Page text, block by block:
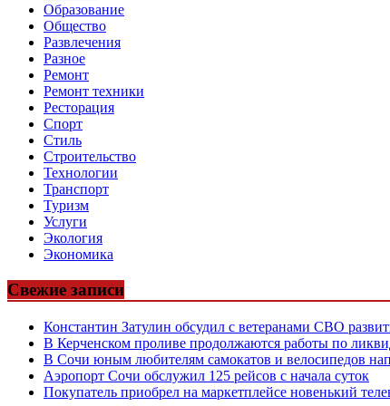
Образование
Общество
Развлечения
Разное
Ремонт
Ремонт техники
Ресторация
Спорт
Стиль
Строительство
Технологии
Транспорт
Туризм
Услуги
Экология
Экономика
Свежие записи
Константин Затулин обсудил с ветеранами СВО
В Керченском проливе продолжаются работы по
В Сочи юным любителям самокатов и велосипедов
Аэропорт Сочи обслужил 125 рейсов с начала суток
Покупатель приобрел на маркетплейсе новенький